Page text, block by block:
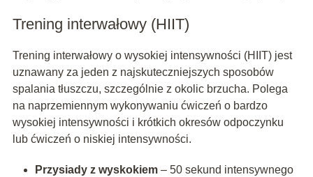
Trening interwałowy (HIIT)
Trening interwałowy o wysokiej intensywności (HIIT) jest
uznawany za jeden z najskuteczniejszych sposobów
spalania tłuszczu, szczególnie z okolic brzucha. Polega
na naprzemiennym wykonywaniu ćwiczeń o bardzo
wysokiej intensywności i krótkich okresów odpoczynku
lub ćwiczeń o niskiej intensywności.
Przysiady z wyskokiem– 50 sekund intensywnego